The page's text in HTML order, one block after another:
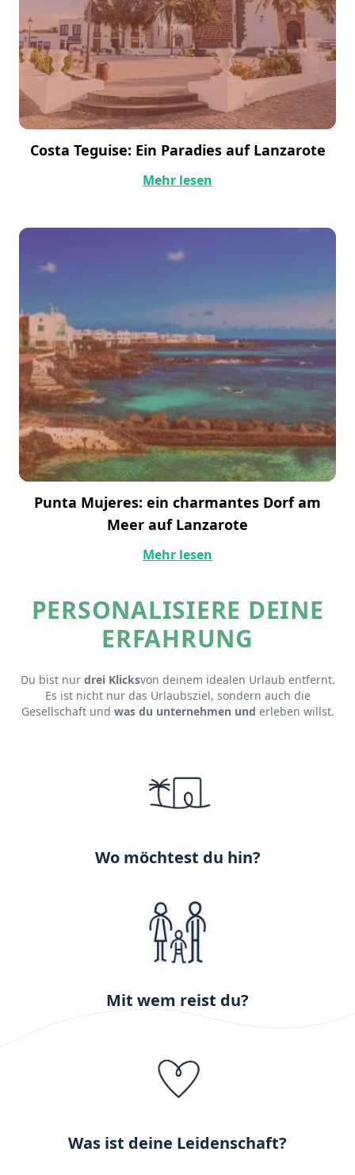
Costa Teguise: Ein Paradies auf Lanzarote
Mehr lesen
Punta Mujeres: ein charmantes Dorf am
Meer auf Lanzarote
Mehr lesen
PERSONALISIERE DEINE
ERFAHRUNG
Du bist nur drei Klicksvon deinem idealen Urlaub entfernt.
Es ist nicht nur das Urlaubsziel, sondern auch die
Gesellschaft und was du unternehmen und erleben willst.
Wo möchtest du hin?
Mit wem reist du?
Was ist deine Leidenschaft?